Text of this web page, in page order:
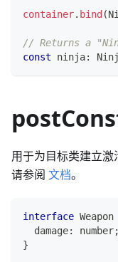
container. bind (
// Returns a
const ninja:
用于为目标类建立激
请参阅 文档。
interface Weapon
  damage
: number;
}